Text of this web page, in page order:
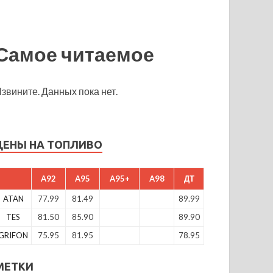
читаемое
Данных пока нет.
НА ТОПЛИВО
A92 A95 A95+ A98 ДТ
ATAN 77.99 81.49
89.99
TES
81.50 85.90
89.90
75.95 81.95 78.95